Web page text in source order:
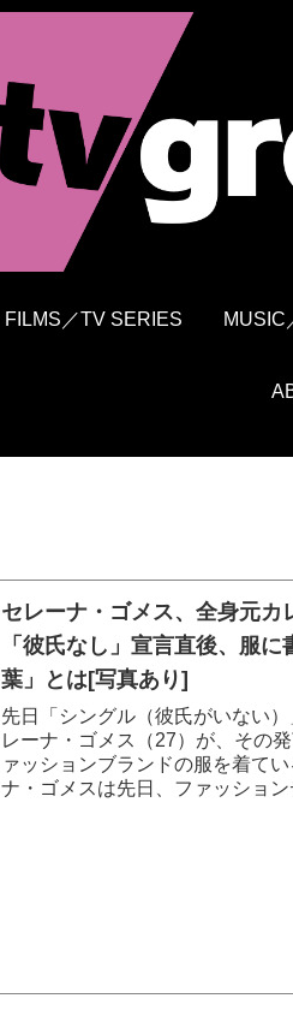
FILMS／TV SERIES MUSIC
セレーナ・ゴメス、全身元カ
「彼氏なし」宣言直後、服
葉」とは[写真あり]
先日「シングル（彼氏がいない
レーナ・ゴメス（27）が、その
ァッションブランドの服を着て
ナ・ゴメスは先日、ファッショ